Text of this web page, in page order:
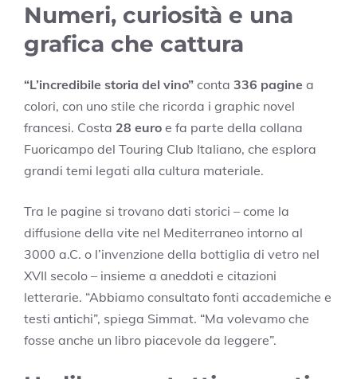
Numeri, curiosità e una
grafica che cattura
“L’incredibile storia del vino” conta 336 pagine a
colori, con uno stile che ricorda i graphic novel
francesi. Costa 28 euro e fa parte della collana
Fuoricampo del Touring Club Italiano, che esplora
grandi temi legati alla cultura materiale.
Tra le pagine si trovano dati storici – come la
diffusione della vite nel Mediterraneo intorno al
3000 a.C. o l’invenzione della bottiglia di vetro nel
XVII secolo – insieme a aneddoti e citazioni
letterarie. “Abbiamo consultato fonti accademiche e
testi antichi”, spiega Simmat. “Ma volevamo che
fosse anche un libro piacevole da leggere”.